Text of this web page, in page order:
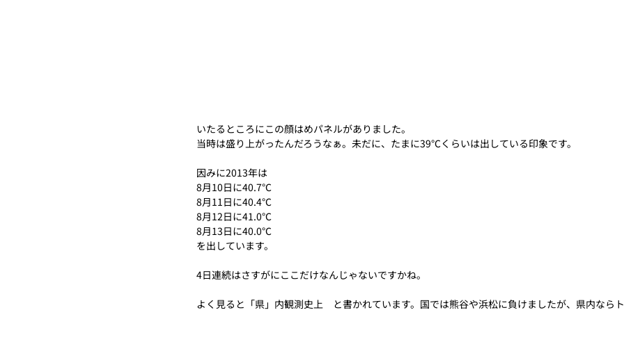
いたるところにこの顔はめパネルがありました。
当時は盛り上がったんだろうなぁ。未だに、たまに39℃くらいは出している印象です。
因みに2013年は
8月10日に40.7℃
8月11日に40.4℃
8月12日に41.0℃
8月13日に40.0℃
を出しています。
4日連続はさすがにここだけなんじゃないですかね。
よく見ると「県」内観測史上　と書かれています。国では熊谷や浜松に負けましたが、県内ならト